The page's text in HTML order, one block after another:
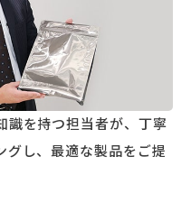
識を持つ担当者が、丁寧
グし、最適な製品をご提